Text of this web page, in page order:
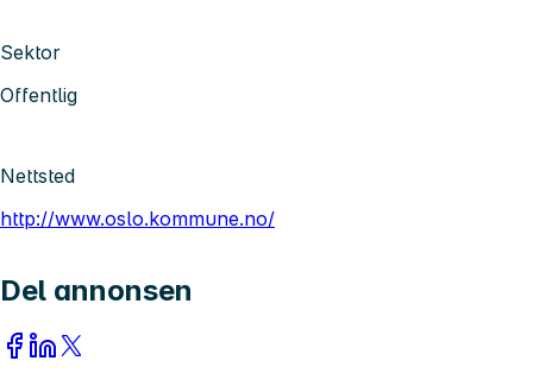
Sektor
Offentlig
Nettsted
http://www.oslo.kommune.no/
Del annonsen